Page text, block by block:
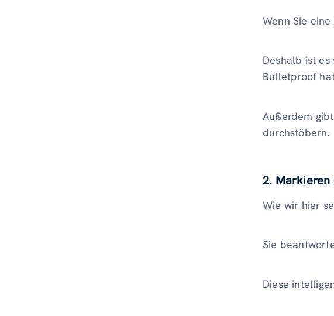
Wenn Sie
Deshalb ist
Bulletproof
Außerdem
durchstöbern.
2. Markieren
Wie wir hier
Sie
Diese